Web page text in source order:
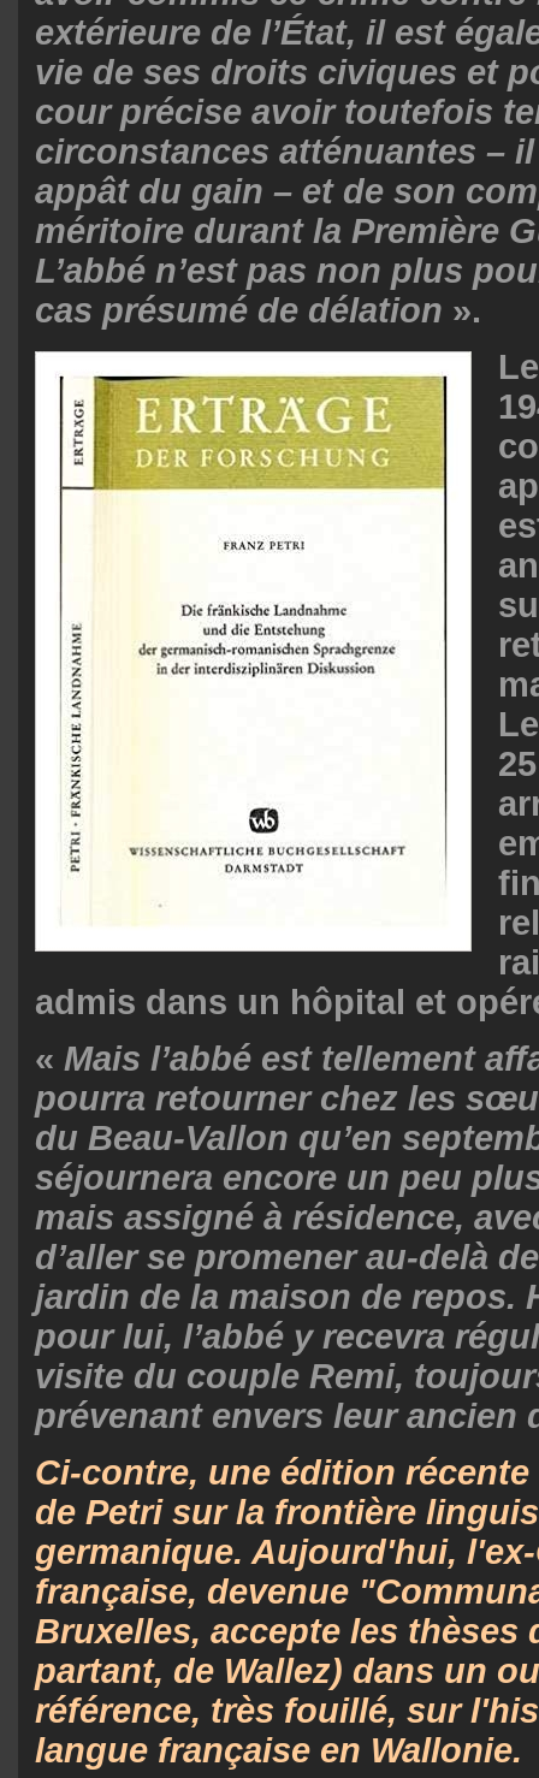
extérieure de l’État, il est
vie de ses droits civiques et
cour précise avoir toutefois
circonstances atténuantes – il
appât du gain – et de son
méritoire durant la Première
L’abbé n’est pas non plus
cas présumé de délation ».
admis dans un hôpital et
« Mais l’abbé est tellement
pourra retourner chez les
du Beau-Vallon qu’en
séjournera encore un peu
mais assigné à résidence,
d’aller se promener au-delà
jardin de la maison de repos.
pour lui, l’abbé y recevra
visite du couple Remi,
prévenant envers leur ancien
Ci-contre, une édition
de Petri sur la frontière
germanique. Aujourd'hui,
française, devenue
Bruxelles, accepte les thèses
partant, de Wallez) dans un
référence, très fouillé, sur
langue française en Wallonie.